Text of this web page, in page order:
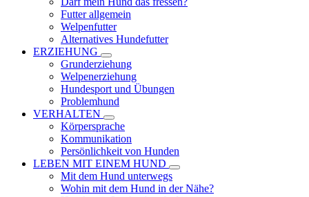
Futter allgemein
Welpenfutter
Alternatives Hundefutter
ERZIEHUNG
Grunderziehung
Welpenerziehung
Hundesport und Übungen
Problemhund
VERHALTEN
Körpersprache
Kommunikation
Persönlichkeit von Hunden
LEBEN MIT EINEM HUND
Mit dem Hund unterwegs
Wohin mit dem Hund in der Nähe?